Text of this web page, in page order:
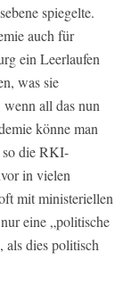
spiegelte.
auch für
ein Leerlaufen
was sie
all das nun
könne man
so die RKI-
in vielen
mit ministeriellen
eine „politische
als dies politisch